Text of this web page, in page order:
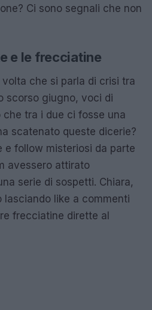
Ci sono segnali che non
e le frecciatine
che si parla di crisi tra
scorso giugno, voci di
tra i due ci fosse una
scatenato queste dicerie?
e follow misteriosi da parte
avessero attirato
serie di sospetti. Chiara,
lasciando like a commenti
frecciatine dirette al